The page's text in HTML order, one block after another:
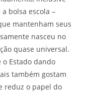
bolsa escola –
mantenham seus
nasceu no
quase universal.
Estado dando
também gostam
reduz o papel do